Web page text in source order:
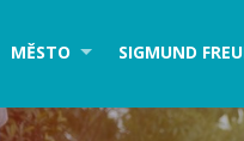
MĚSTO SIGMUND